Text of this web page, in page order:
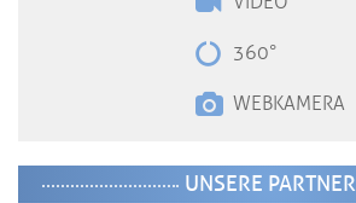
360°
WEBKAMERA
UNSERE PARTNER